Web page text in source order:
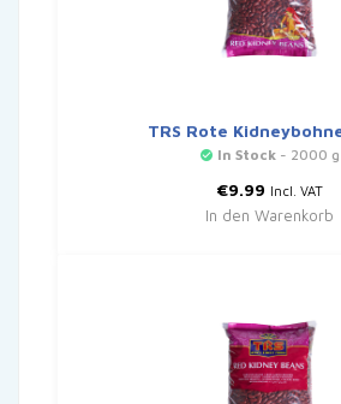
TRS Rote
In Stock- 2000 g
€9.99 Incl. VAT
In den Warenkorb